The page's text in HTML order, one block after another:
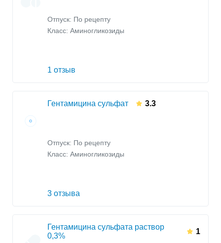
Отпуск: По рецепту
Класс: Аминогликозиды
1 отзыв
Гентамицина сульфат 3.3
Отпуск: По рецепту
Класс: Аминогликозиды
3 отзыва
Гентамицина сульфата раствор
0,3%
1